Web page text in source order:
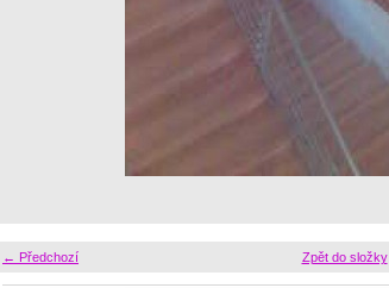
← Předchozí Zpět do složky